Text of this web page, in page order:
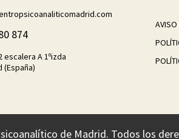
874
escalera A 1ºizda
(España)
AVISO
de Madrid. Todos los